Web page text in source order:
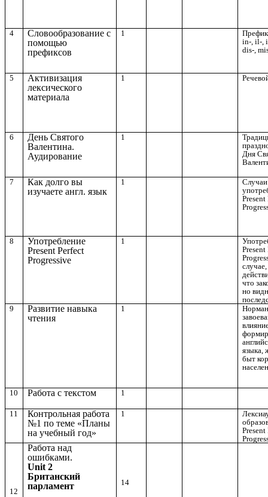
4
Словообразование с
помощью
префиксов
1
in-, il-,
dis-,
5
Активизация
лексического
материала
1
6
День Святого
Валентина.
Аудирование
1
Дня
7
Как долго вы
изучаете англ. язык
1
Случаи
Present
8
Употребление
Present Perfect
Progressive
1
Present
случае,
что
но
9
Развитие навыка
чтения
1
языка,
быт
10 Работа с текстом 1
11
Контрольная работа
№1 по теме «Планы
на учебный год»
1
Present
12
Работа над
ошибками.
Unit 2
Британский
парламент
14